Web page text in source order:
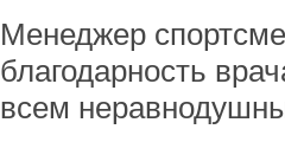
Менеджер
благодарность
всем